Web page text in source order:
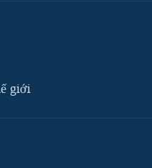
giới